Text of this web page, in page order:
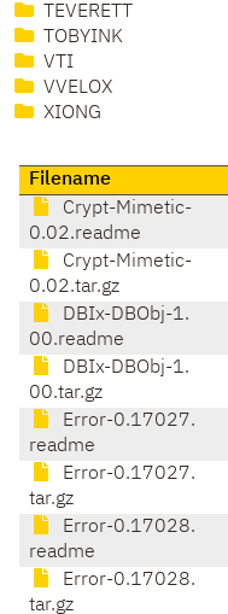
TEVERETT
TOBYINK
VTI
VVELOX
XIONG
Filename
Crypt-Mimetic-
0.02.readme
Crypt-Mimetic-
0.02.tar.gz
DBIx-DBObj-1.
00.readme
DBIx-DBObj-1.
00.tar.gz
Error-0.17027.
readme
Error-0.17027.
tar.gz
Error-0.17028.
readme
Error-0.17028.
tar.gz